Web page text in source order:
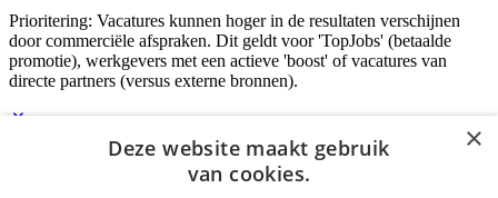
Prioritering: Vacatures kunnen hoger in de resultaten verschijnen
door commerciële afspraken. Dit geldt voor 'TopJobs' (betaalde
promotie), werkgevers met een actieve 'boost' of vacatures van
directe partners (versus externe bronnen).
×
Deze website maakt gebruik
van cookies.